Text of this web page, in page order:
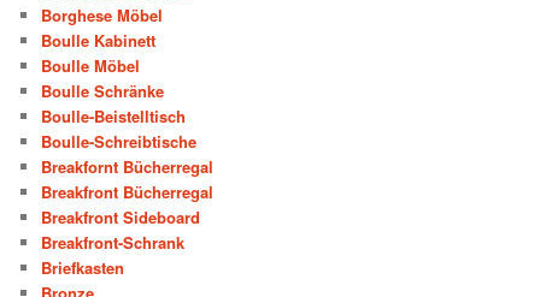
Borghese Möbel
Boulle Kabinett
Boulle Möbel
Boulle Schränke
Boulle-Beistelltisch
Boulle-Schreibtische
Breakfornt Bücherregal
Breakfront Bücherregal
Breakfront Sideboard
Breakfront-Schrank
Briefkasten